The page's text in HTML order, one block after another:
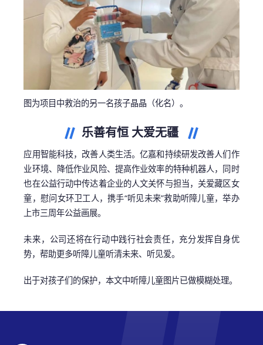
图为项目中救治的另一名孩子晶晶（化名）。
乐善有恒 大爱无疆
应用智能科技，改善人类生活。亿嘉和持续研发改善人们作
业环境、降低作业风险、提高作业效率的特种机器人，同时
也在公益行动中传达着企业的人文关怀与担当，关爱藏区女
童，慰问女环卫工人，携手“听见未来”救助听障儿童，举办
上市三周年公益画展。
未来，公司还将在行动中践行社会责任，充分发挥自身优
势，帮助更多听障儿童听清未来、听见爱。
出于对孩子们的保护，本文中听障儿童图片已做模糊处理。